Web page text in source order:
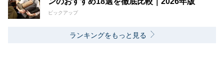
ピックアップ
ランキングをもっと見る